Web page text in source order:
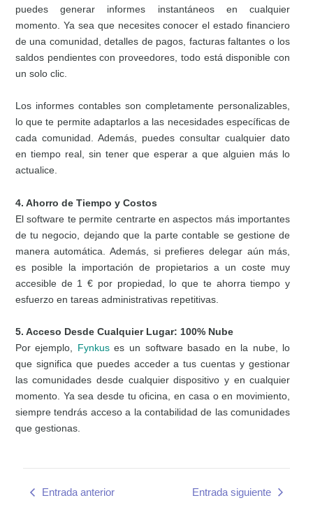
puedes generar informes instantáneos en cualquier
momento. Ya sea que necesites conocer el estado financiero
de una comunidad, detalles de pagos, facturas faltantes o los
saldos pendientes con proveedores, todo está disponible con
un solo clic.
Los informes contables son completamente personalizables,
lo que te permite adaptarlos a las necesidades específicas de
cada comunidad. Además, puedes consultar cualquier dato
en tiempo real, sin tener que esperar a que alguien más lo
actualice.
4. Ahorro de Tiempo y Costos
El software te permite centrarte en aspectos más importantes
de tu negocio, dejando que la parte contable se gestione de
manera automática. Además, si prefieres delegar aún más,
es posible la importación de propietarios a un coste muy
accesible de 1 € por propiedad, lo que te ahorra tiempo y
esfuerzo en tareas administrativas repetitivas.
5. Acceso Desde Cualquier Lugar: 100% Nube
Por ejemplo, Fynkuses un software basado en la nube, lo
que significa que puedes acceder a tus cuentas y gestionar
las comunidades desde cualquier dispositivo y en cualquier
momento. Ya sea desde tu oficina, en casa o en movimiento,
siempre tendrás acceso a la contabilidad de las comunidades
que gestionas.
Entrada anterior Entrada siguiente